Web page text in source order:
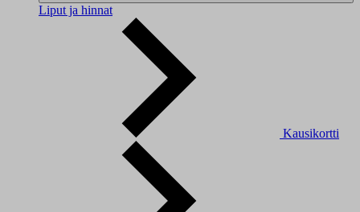
Liput ja hinnat
Kausikortti